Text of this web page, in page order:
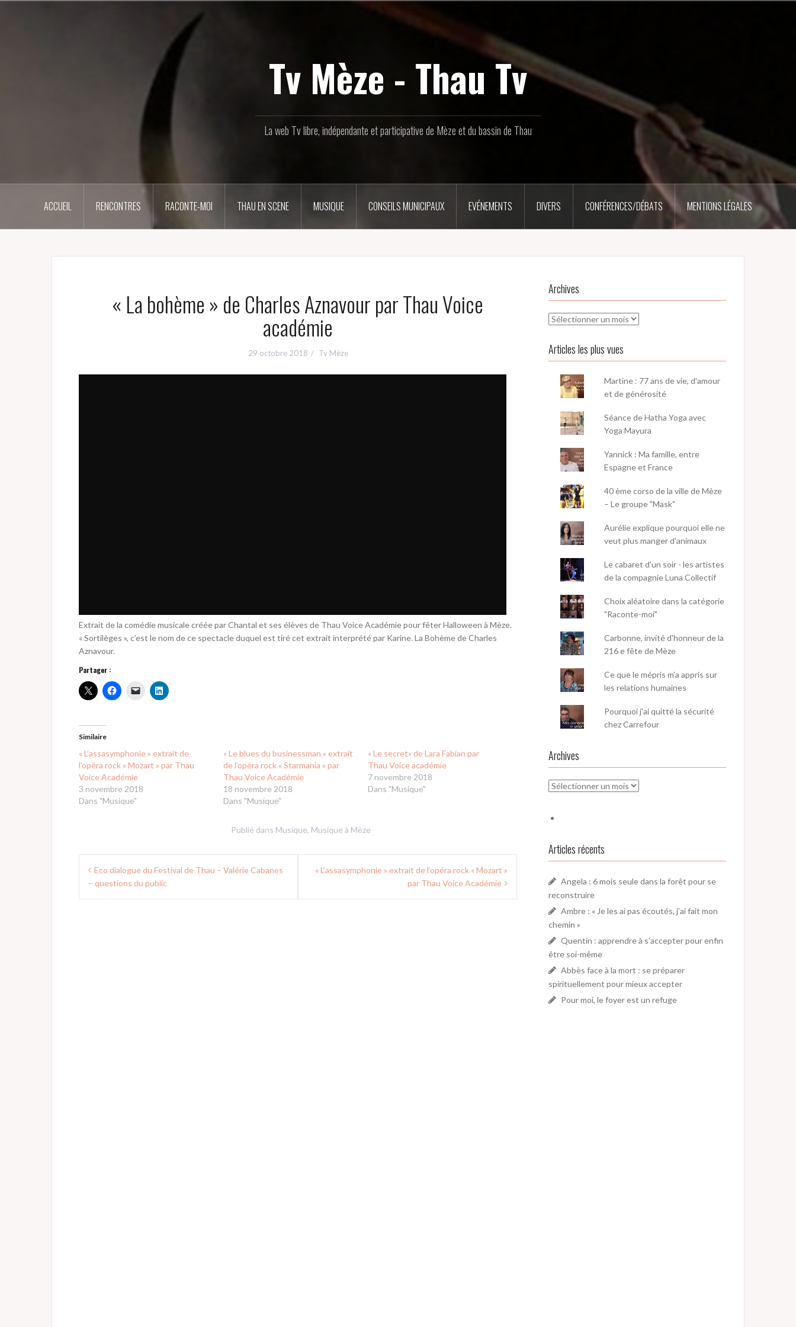
Tv Mèze - Thau Tv
La web Tv libre, indépendante et participative de Mèze et du bassin de Thau
ACCUEIL RENCONTRES RACONTE-MOI THAU EN SCENE MUSIQUE CONSEILS MUNICIPAUX EVÉNEMENTS DIVERS CONFÉRENCES/DÉBATS MENTIONS LÉGALES
« La bohème » de Charles Aznavour par Thau Voice
académie
29 octobre 2018 Tv Mèze
Extrait de la comédie musicale créée par Chantal et ses élèves de Thau Voice Académie pour fêter Halloween à Mèze.
« Sortilèges », c’est le nom de ce spectacle duquel est tiré cet extrait interprété par Karine. La Bohème de Charles
Aznavour.
Partager :
Similaire
« L’assasymphonie » extrait de
l’opéra rock « Mozart » par Thau
Voice Académie
3 novembre 2018
Dans "Musique"
« Le blues du businessman » extrait
de l’opéra rock « Starmania » par
Thau Voice Académie
18 novembre 2018
Dans "Musique"
« Le secret» de Lara Fabian par
Thau Voice académie
7 novembre 2018
Dans "Musique"
Publié dans Musique, Musique à Mèze
Navigation
deEco dialogue du Festival de Thau – Valérie Cabanes
– questions du public
« L’assasymphonie » extrait de l’opéra rock « Mozart »
par Thau Voice Académie
Archives
Archives
Articles les plus vues
Martine : 77 ans de vie, d'amour
et de générosité
Séance de Hatha Yoga avec
Yoga Mayura
Yannick : Ma famille, entre
Espagne et France
40 ème corso de la ville de Mèze
– Le groupe "Mask"
Aurélie explique pourquoi elle ne
veut plus manger d’animaux
Le cabaret d'un soir - les artistes
de la compagnie Luna Collectif
Choix aléatoire dans la catégorie
"Raconte-moi"
Carbonne, invité d'honneur de la
216 e fête de Mèze
Ce que le mépris m’a appris sur
les relations humaines
Pourquoi j'ai quitté la sécurité
chez Carrefour
Archives
Archives
Articles récents
Angela : 6 mois seule dans la forêt pour se
reconstruire
Ambre : « Je les ai pas écoutés, j’ai fait mon
chemin »
Quentin : apprendre à s’accepter pour enfin
être soi-même
Abbès face à la mort : se préparer
spirituellement pour mieux accepter
Pour moi, le foyer est un refuge